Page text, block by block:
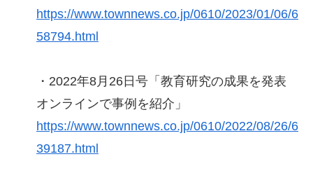
https://www.townnews.co.jp/0610/2023/01/06/6
58794.html
・2022年8月26日号「教育研究の成果を発表
オンラインで事例を紹介」
https://www.townnews.co.jp/0610/2022/08/26/6
39187.html